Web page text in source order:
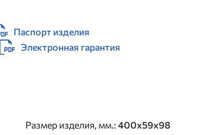
Паспорт изделия
Электронная гарантия
Размер изделия, мм.: 400х59х98